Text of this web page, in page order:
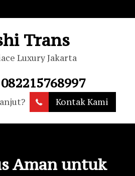
Trans
Luxury Jakarta
082215768997
Kontak Kami
Aman untuk